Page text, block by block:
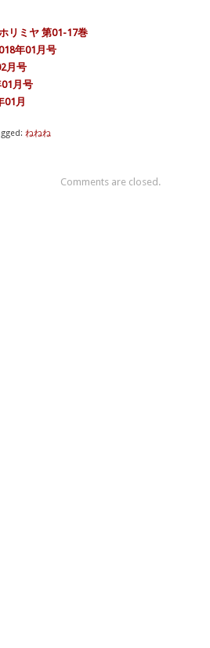
リミヤ 第01-17巻
年01月号
月号
月号
01月
ねねね
Comments are closed.